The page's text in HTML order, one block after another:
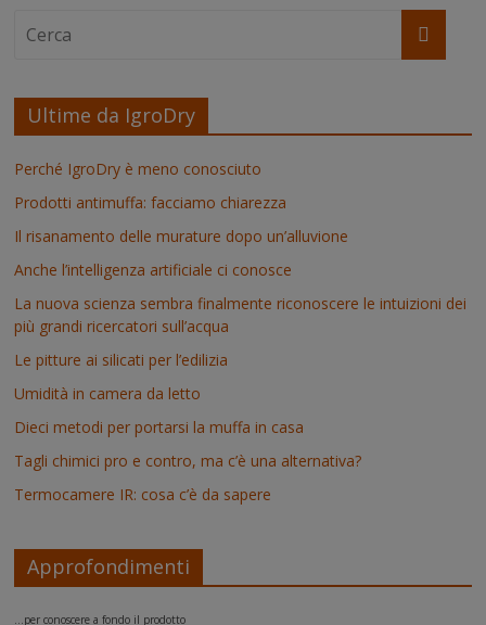
Ultime da IgroDry
Perché IgroDry è meno conosciuto
Prodotti antimuffa: facciamo chiarezza
Il risanamento delle murature dopo un’alluvione
Anche l’intelligenza artificiale ci conosce
La nuova scienza sembra finalmente riconoscere le intuizioni dei
più grandi ricercatori sull’acqua
Le pitture ai silicati per l’edilizia
Umidità in camera da letto
Dieci metodi per portarsi la muffa in casa
Tagli chimici pro e contro, ma c’è una alternativa?
Termocamere IR: cosa c’è da sapere
Approfondimenti
...per conoscere a fondo il prodotto